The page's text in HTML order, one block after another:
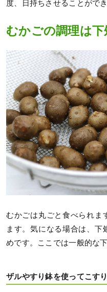
度、日持ちさせることができ
むかごの調理は
むかごは丸ごと食べられま
ます。気になる場合は、下
めです。ここでは一般的な
ザルやすり鉢を使ってこす